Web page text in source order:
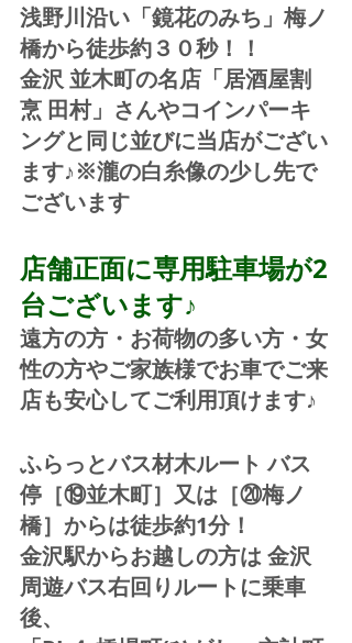
浅野川沿い「鏡花のみち」梅ノ
橋から徒歩約３０秒！！
金沢 並木町の名店「居酒屋割
烹 田村」さんやコインパーキ
ングと同じ並びに当店がござい
ます♪※瀧の白糸像の少し先で
ございます
店舗正面に専用駐車場が2
台ございます♪
遠方の方・お荷物の多い方・女
性の方やご家族様でお車でご来
店も安心してご利用頂けます♪
ふらっとバス材木ルート バス
停［⑲並木町］又は［⑳梅ノ
橋］からは徒歩約1分！
金沢駅からお越しの方は 金沢
周遊バス右回りルートに乗車
後、